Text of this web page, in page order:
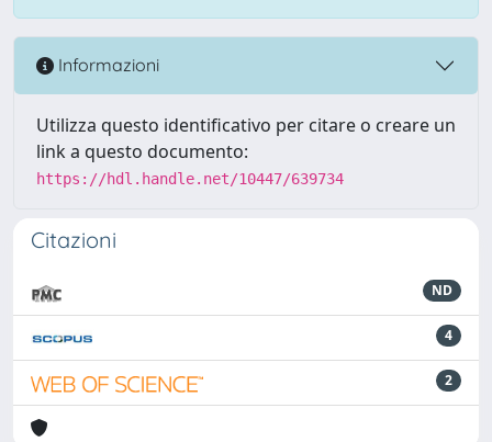
Informazioni
Utilizza questo identificativo per citare o creare un
link a questo documento:
https://hdl.handle.net/10447/639734
Citazioni
ND
4
2